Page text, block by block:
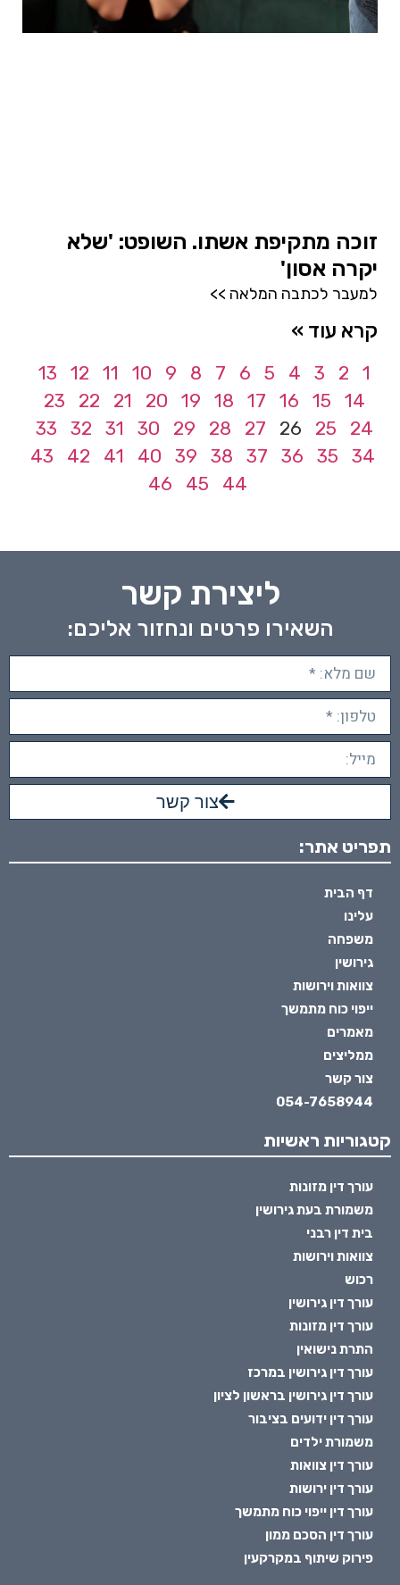
זוכה מתקיפת אשתו. השופט: 'שלא
יקרה אסון'
למעבר לכתבה המלאה >>
קרא עוד »
1
2
3
4
5
6
7
8
9
10
11
12
13
14
15
16
17
18
19
20
21
22
23
24
25
26
27
28
29
30
31
32
33
34
35
36
37
38
39
40
41
42
43
44
45
46
ליצירת קשר
השאירו פרטים ונחזור אליכם:
צור קשר
תפריט אתר:
דף הבית
עלינו
משפחה
גירושין
צוואות וירושות
ייפוי כוח מתמשך
מאמרים
ממליצים
צור קשר
054-7658944
קטגוריות ראשיות
עורך דין מזונות
משמורת בעת גירושין
בית דין רבני
צוואות וירושות
רכוש
עורך דין גירושין
עורך דין מזונות
התרת נישואין
עורך דין גירושין במרכז
עורך דין גירושין בראשון לציון
עורך דין ידועים בציבור
משמורת ילדים
עורך דין צוואות
עורך דין ירושות
עורך דין ייפוי כוח מתמשך
עורך דין הסכם ממון
פירוק שיתוף במקרקעין